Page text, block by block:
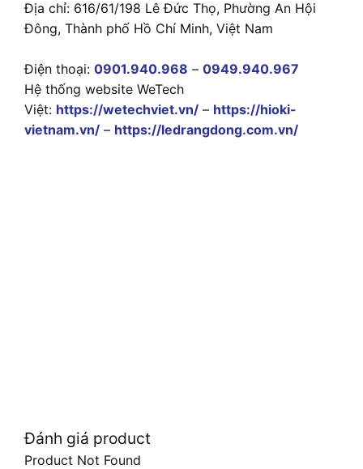
Địa chỉ: 616/61/198 Lê Đức Thọ, Phường An Hội
Đông, Thành phố Hồ Chí Minh, Việt Nam
Điện thoại: 0901.940.968 – 0949.940.967
Hệ thống website WeTech
Việt: https://wetechviet.vn/ – https://hioki-
vietnam.vn/ – https://ledrangdong.com.vn/
Đánh giá product
Product Not Found